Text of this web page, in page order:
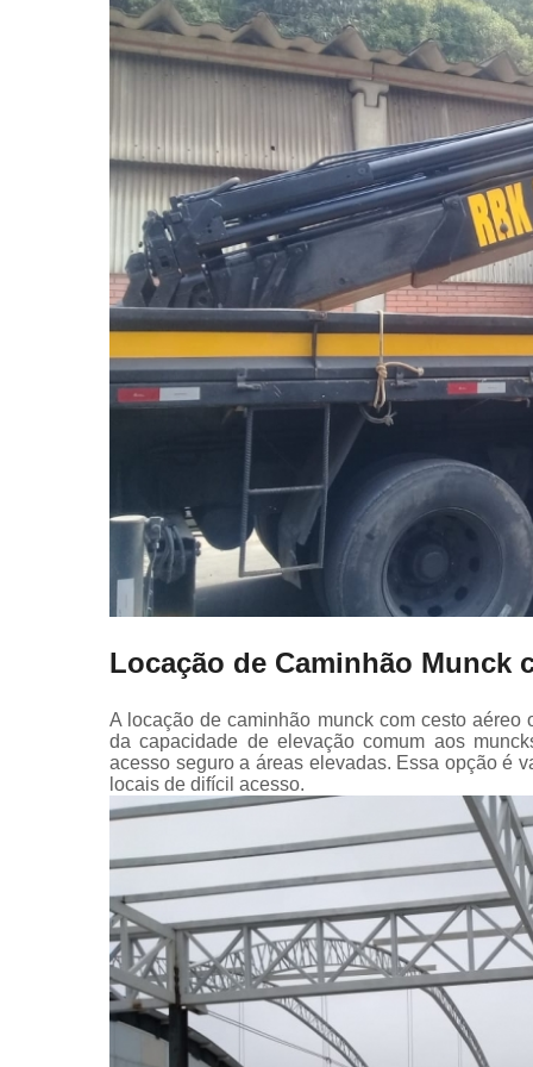
Locação de Caminhão Munck
A locação de caminhão munck com cesto
da capacidade de elevação comum aos
acesso seguro a áreas elevadas. Essa opção é
locais de difícil acesso.